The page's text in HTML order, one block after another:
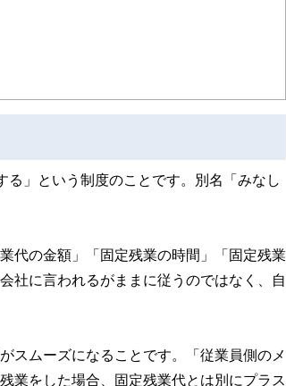
相続診断士、住宅ローンアドバイザー、DCプランナ
ど150名以上の有資格者を執筆者・監修者として迎
る」という制度のことです。別名「みなし
代の金額」「固定残業の時間」「固定残業
社に言われるがままに従うのではなく、自
スムーズになることです。「従業員側のメ
業をした場合、固定残業代とは別にプラス